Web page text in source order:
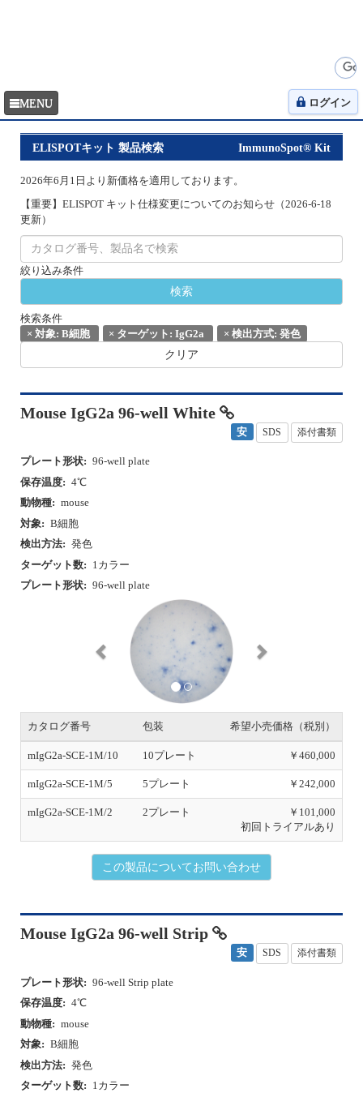
ログイン
ImmunoSpot® Kit
ELISPOTキット 製品検索
2026年6月1日より新価格を適用しております。
【重要】ELISPOT キット仕様変更についてのお知らせ（2026-6-18
更新）
絞り込み条件
検索条件
× 対象: B細胞 × ターゲット: IgG2a × 検出方式: 発色
クリア
Mouse IgG2a 96-well White
安 SDS 添付書類
プレート形状: 96-well plate
保存温度: 4℃
動物種: mouse
対象: B細胞
検出方法: 発色
ターゲット数: 1カラー
プレート形状: 96-well plate
v
s
t
カタログ番号 包装 希望小売価格（税別）
mIgG2a-SCE-1M/10 10プレート ￥460,000
mIgG2a-SCE-1M/5 5プレート ￥242,000
mIgG2a-SCE-1M/2 2プレート
￥101,000
初回トライアルあり
この製品についてお問い合わせ
Mouse IgG2a 96-well Strip
安 SDS 添付書類
プレート形状: 96-well Strip plate
保存温度: 4℃
動物種: mouse
対象: B細胞
検出方法: 発色
ターゲット数: 1カラー